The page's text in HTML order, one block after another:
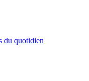
du quotidien